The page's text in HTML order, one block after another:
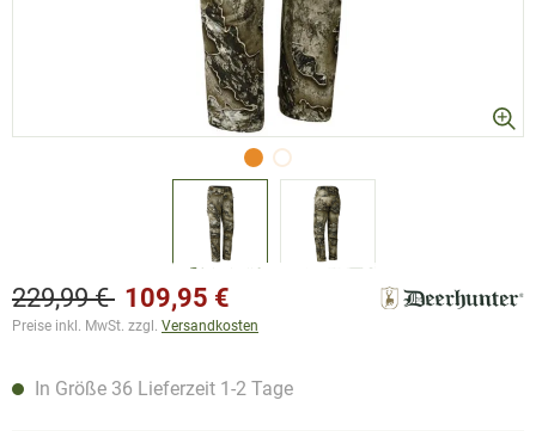
229,99 € 109,95 €
Preise inkl. MwSt. zzgl. Versandkosten
In Größe 36 Lieferzeit 1-2 Tage